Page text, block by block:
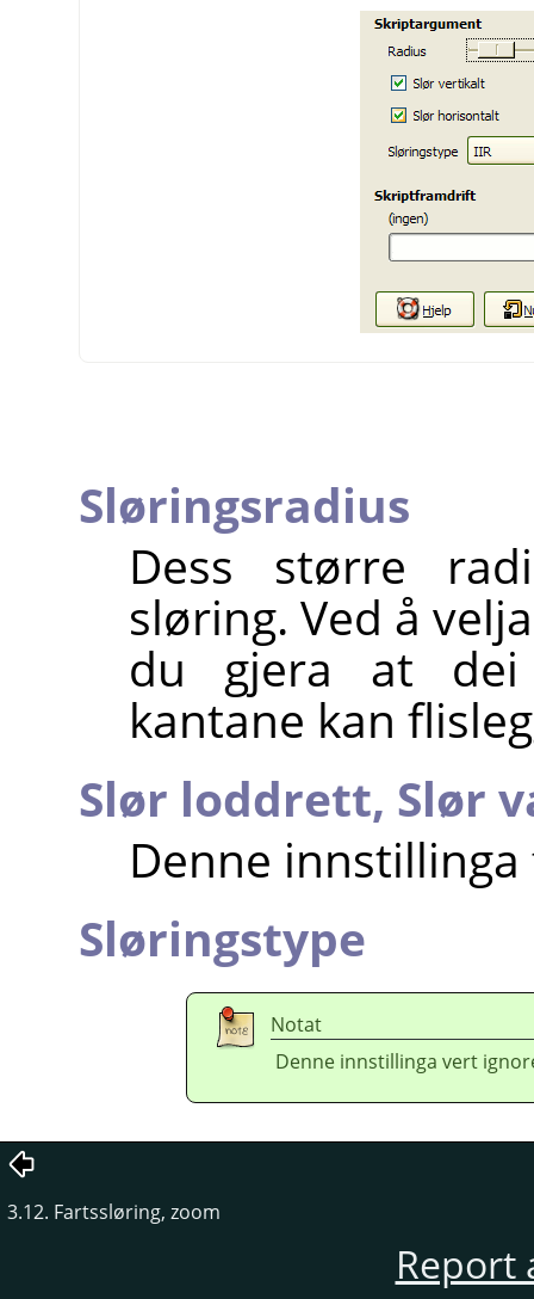
Sløringsradius
Dess større
sløring. Ved å
du gjera at dei
kantane kan
Slør loddrett, Slør
Denne
Sløringstype
Notat
Denne innstillinga vert
3.12. Fartssløring, zoom
Report